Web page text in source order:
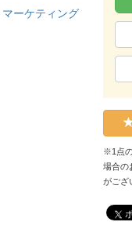
ーケティング
※1点
場合の
がござ